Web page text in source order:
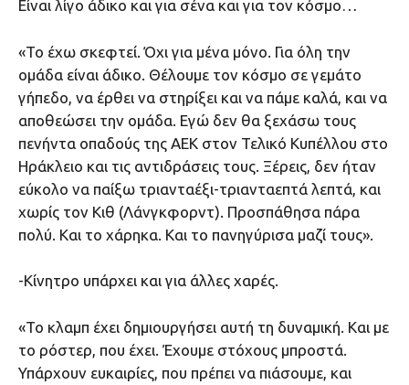
Είναι λίγο άδικο και για σένα και για τον κόσμο…
«Το έχω σκεφτεί. Όχι για μένα μόνο. Για όλη την
ομάδα είναι άδικο. Θέλουμε τον κόσμο σε γεμάτο
γήπεδο, να έρθει να στηρίξει και να πάμε καλά, και να
αποθεώσει την ομάδα. Εγώ δεν θα ξεχάσω τους
πενήντα οπαδούς της ΑΕΚ στον Τελικό Κυπέλλου στο
Ηράκλειο και τις αντιδράσεις τους. Ξέρεις, δεν ήταν
εύκολο να παίξω τριανταέξι-τριανταεπτά λεπτά, και
χωρίς τον Κιθ (Λάνγκφορντ). Προσπάθησα πάρα
πολύ. Και το χάρηκα. Και το πανηγύρισα μαζί τους».
-Κίνητρο υπάρχει και για άλλες χαρές.
«Το κλαμπ έχει δημιουργήσει αυτή τη δυναμική. Και με
το ρόστερ, που έχει. Έχουμε στόχους μπροστά.
Υπάρχουν ευκαιρίες, που πρέπει να πιάσουμε, και